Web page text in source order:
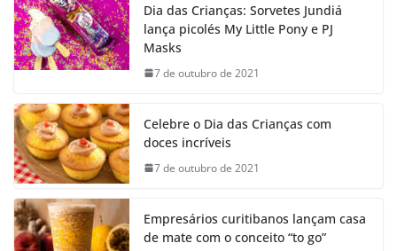
Dia das Crianças: Sorvetes Jundiá
lança picolés My Little Pony e PJ
Masks
7 de outubro de 2021
Celebre o Dia das Crianças com
doces incríveis
7 de outubro de 2021
Empresários curitibanos lançam casa
de mate com o conceito “to go”